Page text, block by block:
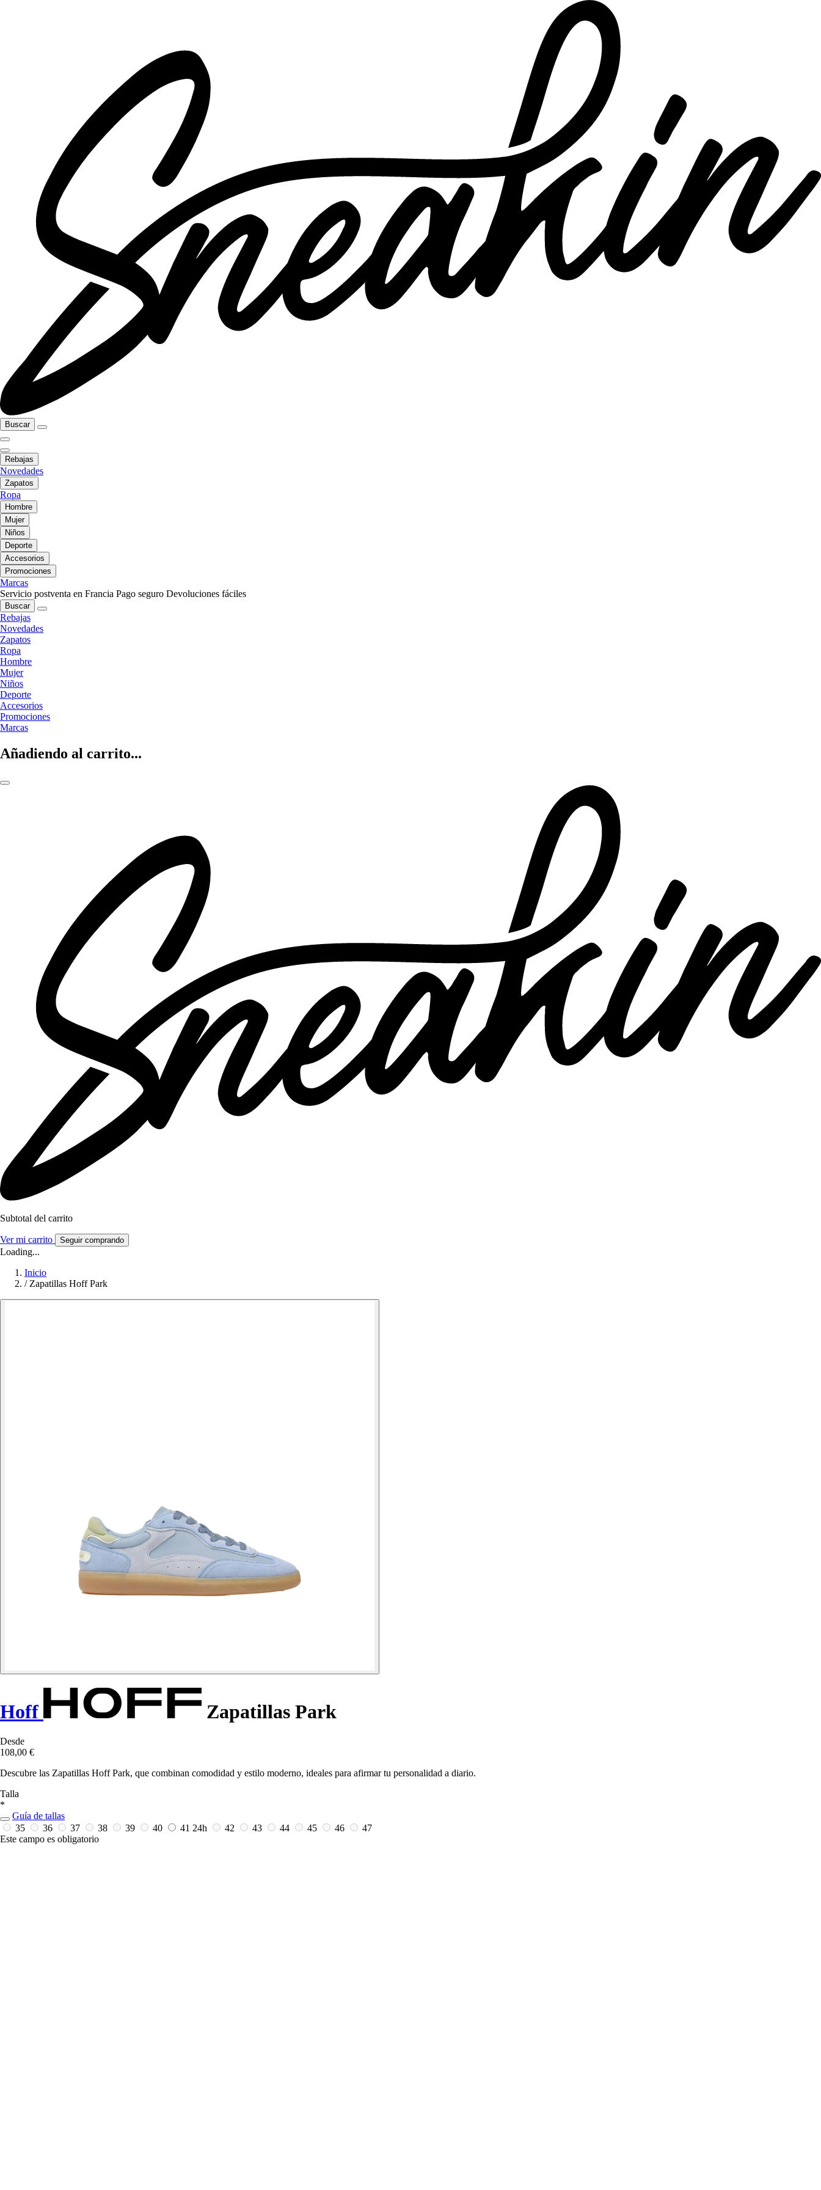
Buscar
Rebajas
Novedades
Zapatos
Ropa
Hombre
Mujer
Niños
Deporte
Accesorios
Promociones
Marcas
Servicio postventa en Francia Pago seguro Devoluciones fáciles
Buscar
Rebajas
Novedades
Zapatos
Ropa
Hombre
Mujer
Niños
Deporte
Accesorios
Promociones
Marcas
Añadiendo al carrito...
Subtotal del carrito
Ver mi carrito Seguir comprando
Loading...
Inicio
/ Zapatillas Hoff Park
Hoff Zapatillas Park
Desde
108,00 €
Descubre las Zapatillas Hoff Park, que combinan comodidad y estilo moderno, ideales para afirmar tu personalidad a diario.
Talla
*
Guía de tallas
35
36 37 38 39 40 41 24h 42 43 44 45 46
47
Este campo es obligatorio